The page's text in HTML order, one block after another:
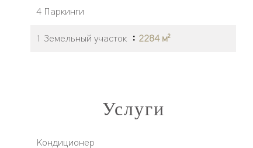
4 Паркинги
1 Земельный участок 2284 м²
Услуги
Кондиционер